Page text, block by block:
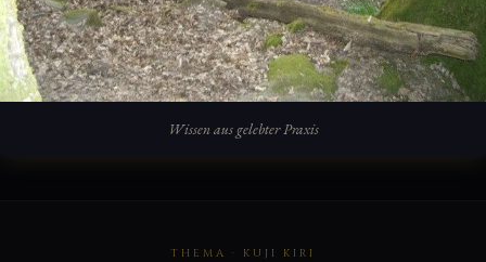
Wissen aus gelebter Praxis
THEMA · KUJI KIRI